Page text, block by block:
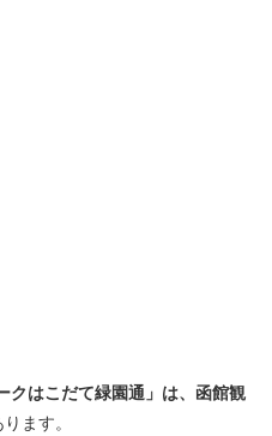
クはこだて緑園通」は、函館観
ます。